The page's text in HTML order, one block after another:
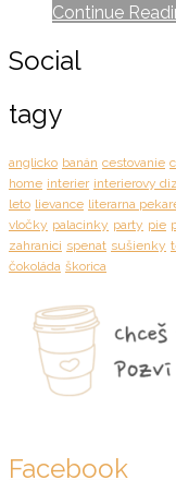
Continue
Social
tagy
anglicko banán cestovanie
home interier interierovy
leto lievance literarna
vločky palacinky party pie
zahranici spenat sušienky
čokoláda škorica
Facebook